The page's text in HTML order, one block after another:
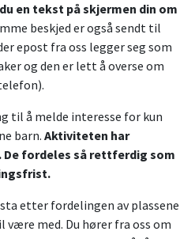
en tekst på skjermen din om
beskjed er også sendt til
epost fra oss legger seg som
og den er lett å overse om
til å melde interesse for kun
barn. Aktiviteten har
fordeles så rettferdig som
etter fordelingen av plassene
være med. Du hører fra oss om